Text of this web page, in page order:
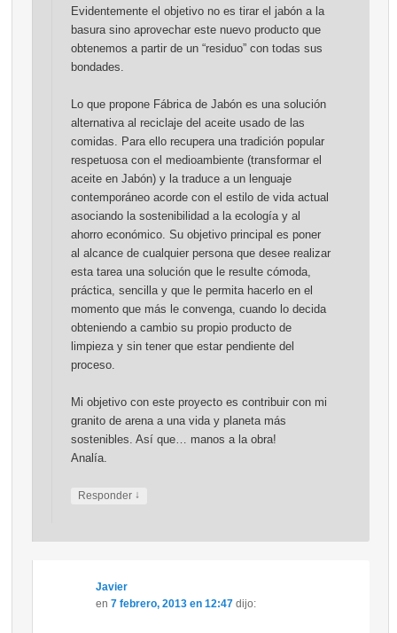
Evidentemente el objetivo no es tirar el jabón a la
basura sino aprovechar este nuevo producto que
obtenemos a partir de un “residuo” con todas sus
bondades.
Lo que propone Fábrica de Jabón es una solución
alternativa al reciclaje del aceite usado de las
comidas. Para ello recupera una tradición popular
respetuosa con el medioambiente (transformar el
aceite en Jabón) y la traduce a un lenguaje
contemporáneo acorde con el estilo de vida actual
asociando la sostenibilidad a la ecología y al
ahorro económico. Su objetivo principal es poner
al alcance de cualquier persona que desee realizar
esta tarea una solución que le resulte cómoda,
práctica, sencilla y que le permita hacerlo en el
momento que más le convenga, cuando lo decida
obteniendo a cambio su propio producto de
limpieza y sin tener que estar pendiente del
proceso.
Mi objetivo con este proyecto es contribuir con mi
granito de arena a una vida y planeta más
sostenibles. Así que… manos a la obra!
Analía.
Responder ↓
Javier
en 7 febrero, 2013 en 12:47 dijo: